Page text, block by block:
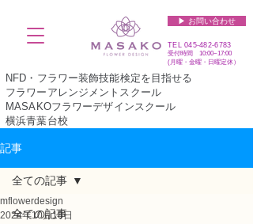
▶︎ お問い合わせ
TEL045-482-6783
受付時間 10:00~17:00​​​
(​月曜・金曜・日曜定休）
NFD・フラワー装飾技能検定を目指せる
フラワーアレンジメントスクール
MASAKOフラワーデザインスクール
横浜青葉台校
記事
全ての記事
全ての記事
mflowerdesign
2024年10月18日